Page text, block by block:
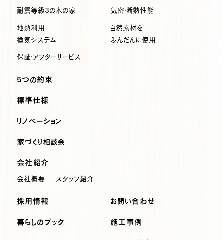
耐震等級3の木の家 気密・断熱性能
地熱利用
換気システム
自然素材を
ふんだんに使用
保証・アフターサービス
5つの約束
標準仕様
リノベーション
家づくり相談会
会社紹介
会社概要 スタッフ紹介
採用情報 お問い合わせ
暮らしのブック 施工事例